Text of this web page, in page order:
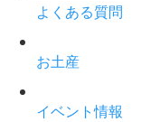
よくある質問
お土産
イベント情報